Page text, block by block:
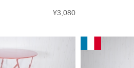
¥3,080